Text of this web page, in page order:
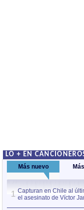
LO + EN
Más nuevo
1 Capturan en Chile al
el asesinato de Víctor